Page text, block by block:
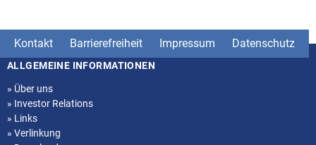
Kontakt Barrierefreiheit Impressum Datenschutz
Seitenstruktur
ALLGEMEINE INFORMATIONEN
» Über uns
» Investor Relations
» Links
» Verlinkung